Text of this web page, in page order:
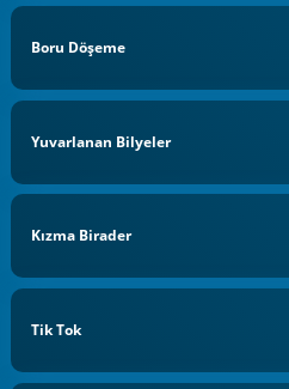
Boru Döşeme
Yuvarlanan Bilyeler
Kızma Birader
Tik Tok